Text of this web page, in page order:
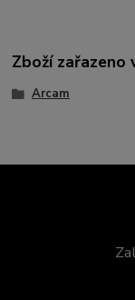
Zboží zařazeno
Arcam